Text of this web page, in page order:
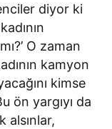
diyor ki
O zaman
kamyon
kimse
ön yargıyı da
alsınlar,